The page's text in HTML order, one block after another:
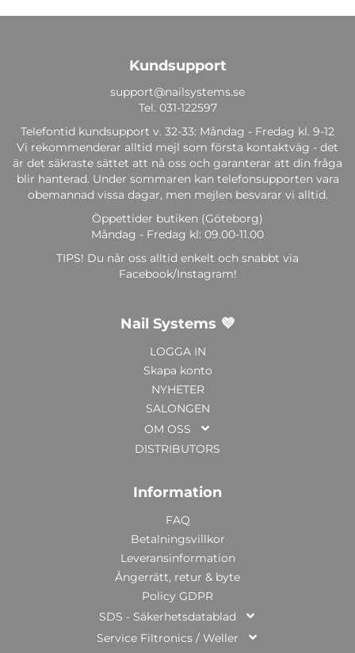
Kundsupport
support@nailsystems.se
Tel. 031-122597
Telefontid kundsupport v. 32-33: Måndag - Fredag kl. 9-12
Vi rekommenderar alltid mejl som första kontaktväg - det
är det säkraste sättet att nå oss och garanterar att din fråga
blir hanterad. Under sommaren kan telefonsupporten vara
obemannad vissa dagar, men mejlen besvarar vi alltid.
Öppettider butiken (Göteborg)
Måndag - Fredag kl: 09.00-11.00
TIPS! Du når oss alltid enkelt och snabbt via
Facebook/Instagram!
Nail Systems 💜
LOGGA IN
Skapa konto
NYHETER
SALONGEN
OM OSS
DISTRIBUTORS
Information
FAQ
Betalningsvillkor
Leveransinformation
Ångerrätt, retur & byte
Policy GDPR
SDS - Säkerhetsdatablad
Service Filtronics / Weller